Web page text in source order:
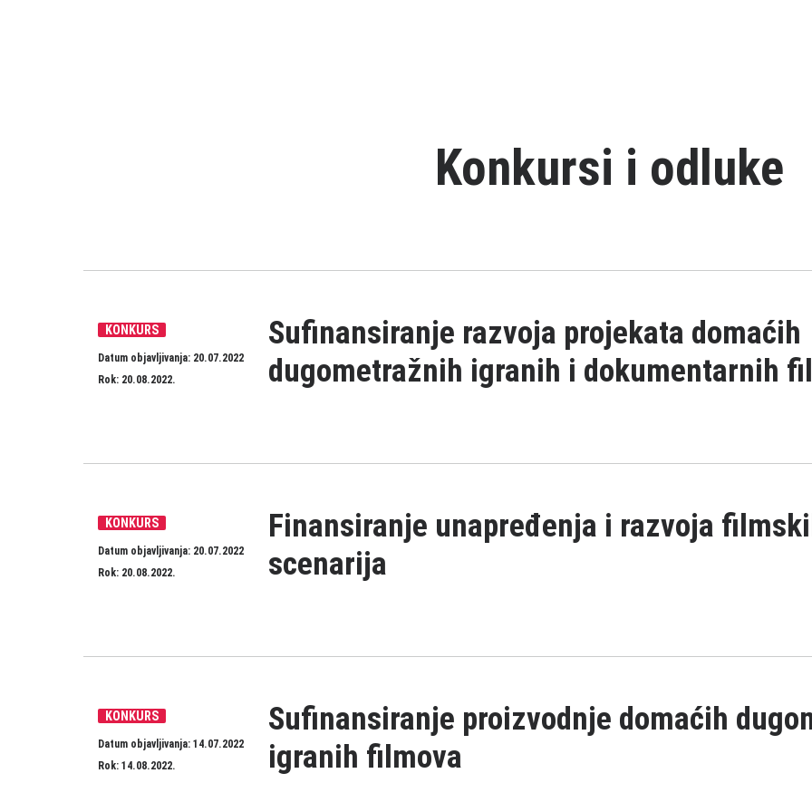
Konkursi i odluke
KONKURS
Datum objavljivanja: 20.07.2022
Rok: 20.08.2022.
Sufinansiranje razvoja projekata domaćih
dugometražnih igranih i dokumentarnih
KONKURS
Datum objavljivanja: 20.07.2022
Rok: 20.08.2022.
Finansiranje unapređenja i razvoja
scenarija
KONKURS
Datum objavljivanja: 14.07.2022
Rok: 14.08.2022.
Sufinansiranje proizvodnje domaćih
igranih filmova